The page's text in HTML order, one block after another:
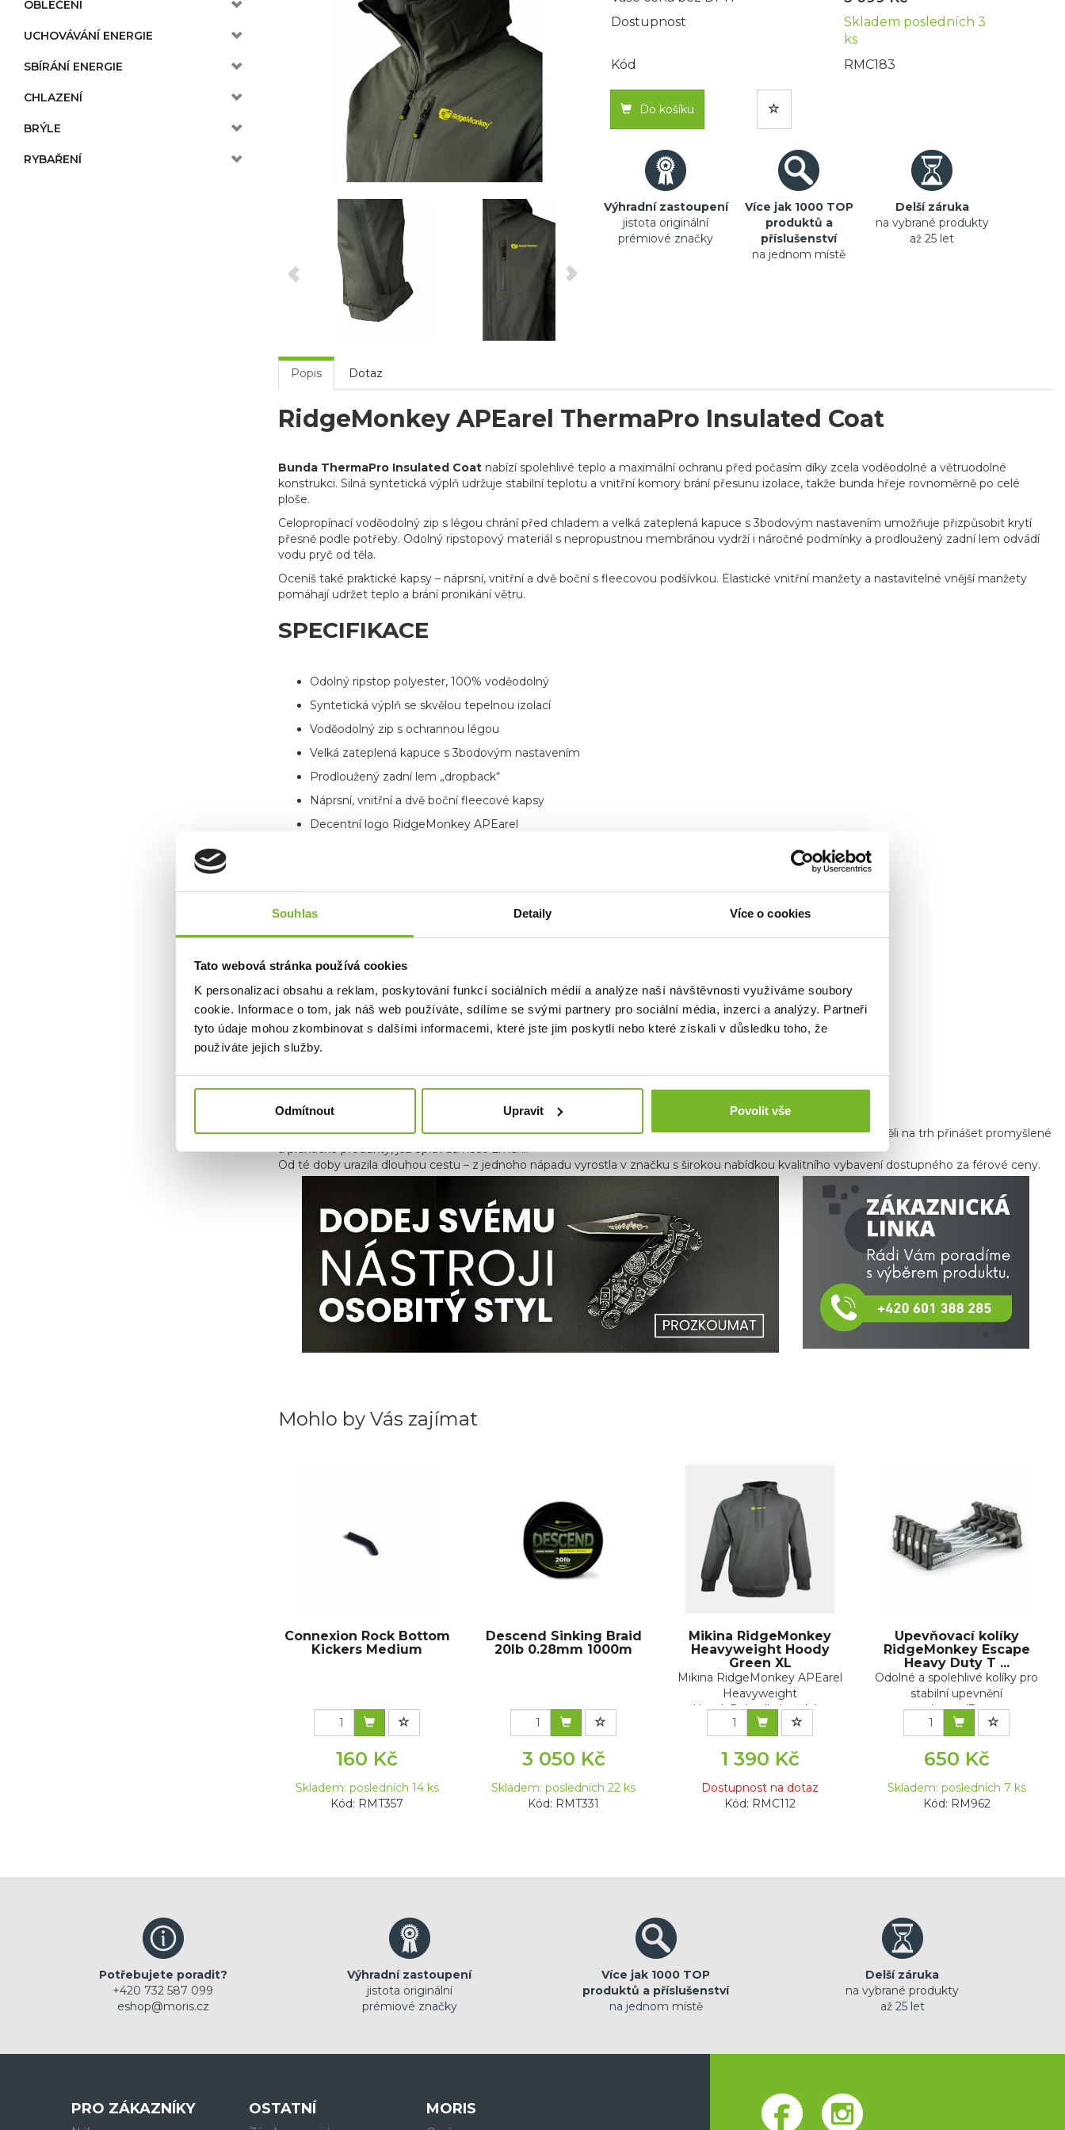
Souhlas Detaily Více o cookies
Tato webová stránka používá cookies
K personalizaci obsahu a reklam, poskytování funkcí sociálních médií a analýze naší návštěvnosti využíváme soubory
cookie. Informace o tom, jak náš web používáte, sdílíme se svými partnery pro sociální média, inzerci a analýzy. Partneři
tyto údaje mohou zkombinovat s dalšími informacemi, které jste jim poskytli nebo které získali v důsledku toho, že
používáte jejich služby.
Odmítnout Upravit Povolit vše
OBLEČENÍ
UCHOVÁVÁNÍ ENERGIE
SBÍRÁNÍ ENERGIE
CHLAZENÍ
BRÝLE
RYBAŘENÍ
Dostupnost
Skladem posledních 3
ks
Kód
RMC183
Do košíku
Výhradní zastoupení
jistota originální
prémiové značky
Více jak 1000 TOP
produktů a
příslušenství
na jednom místě
Delší záruka
na vybrané produkty
až 25 let
Popis Dotaz
RidgeMonkey APEarel ThermaPro Insulated Coat
Bunda ThermaPro Insulated Coat nabízí spolehlivé teplo a maximální ochranu před počasím díky zcela voděodolné a větruodolné
konstrukci. Silná syntetická výplň udržuje stabilní teplotu a vnitřní komory brání přesunu izolace, takže bunda hřeje rovnoměrně po celé
ploše.
Celopropínací voděodolný zip s légou chrání před chladem a velká zateplená kapuce s 3bodovým nastavením umožňuje přizpůsobit krytí
přesně podle potřeby. Odolný ripstopový materiál s nepropustnou membránou vydrží i náročné podmínky a prodloužený zadní lem odvádí
vodu pryč od těla.
Oceníš také praktické kapsy – náprsní, vnitřní a dvě boční s fleecovou podšívkou. Elastické vnitřní manžety a nastavitelné vnější manžety
pomáhají udržet teplo a brání pronikání větru.
SPECIFIKACE
Odolný ripstop polyester, 100% voděodolný
Syntetická výplň se skvělou tepelnou izolací
Voděodolný zip s ochrannou légou
Velká zateplená kapuce s 3bodovým nastavením
Prodloužený zadní lem „dropback“
Náprsní, vnitřní a dvě boční fleecové kapsy
Decentní logo RidgeMonkey APEarel
O ZNAČCE RidgeMonkey
SpolečnostRidgeMonkey® vznikla začátkem roku 2014jako skupina rybářů a milovníků outdooru, kteří chtěli na trh přinášet promyšlené
a praktické produkty, jež opravdu něco změní.
Od té doby urazila dlouhou cestu – z jednoho nápadu vyrostla v značku s širokou nabídkou kvalitního vybavení dostupného za férové ceny.
Mohlo by Vás zajímat
Connexion Rock Bottom
Kickers Medium
160 Kč
Skladem: posledních 14 ks
Kód: RMT357
Descend Sinking Braid
20lb 0.28mm 1000m
3 050 Kč
Skladem: posledních 22 ks
Kód: RMT331
Mikina RidgeMonkey
Heavyweight Hoody
Green XL
Mikina RidgeMonkey APEarel
Heavyweight
HoodyPohodlná, těžká ...
1 390 Kč
Dostupnost na dotaz
Kód: RMC112
Upevňovací kolíky
RidgeMonkey Escape
Heavy Duty T ...
Odolné a spolehlivé kolíky pro
stabilní upevnění
vybaveníEsc...
650 Kč
Skladem: posledních 7 ks
Kód: RM962
Potřebujete poradit?
+420 732 587 099
eshop@moris.cz
Výhradní zastoupení
jistota originální
prémiové značky
Více jak 1000 TOP
produktů a příslušenství
na jednom místě
Delší záruka
na vybrané produkty
až 25 let
PRO ZÁKAZNÍKY OSTATNÍ MORIS